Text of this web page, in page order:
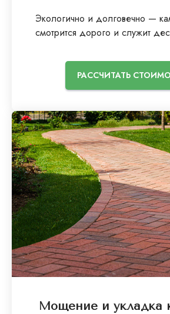
Экологично и долговечно —
смотрится дорого и служит
РАССЧИТАТЬ
Мощение и укладка